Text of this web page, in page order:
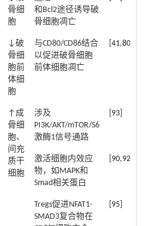
骨细
胞
和Bcl2途径诱导破
骨细胞凋亡
↓破
骨细
胞前
体细
胞
与CD80/CD86结合
以促进破骨细胞
前体细胞凋亡
41,80
↑成
骨细
胞、
间充
质干
细胞
涉及
PI3K/AKT/mTOR/S6
激酶1信号通路
93]
激活细胞内效应
物，如MAPK和
Smad相关蛋白
90,92
Tregs促进NFAT1-
SMAD3复合物在
95]